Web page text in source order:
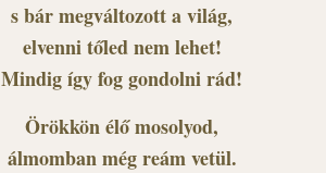
s bár megváltozott a világ,
elvenni tőled nem lehet!
Mindig így fog gondolni rád!
Örökkön élő mosolyod,
álmomban még reám vetül.